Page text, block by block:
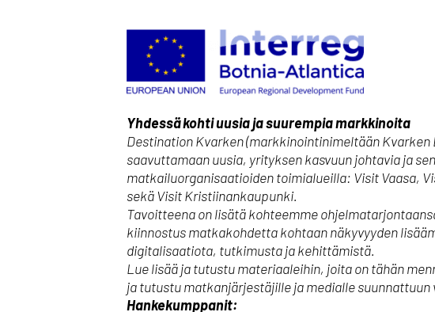
Yhdessä kohti uusia ja suurempia markkinoita
Destination Kvarken (markkinointinimeltään
saavuttamaan uusia, yrityksen kasvuun johtavia ja
matkailuorganisaatioiden toimialueilla: Visit Vaasa,
sekä Visit Kristiinankaupunki.
Tavoitteena on lisätä kohteemme
kiinnostus matkakohdetta kohtaan näkyvyyden
digitalisaatiota, tutkimusta ja kehittämistä.
Lue lisää ja tutustu materiaaleihin, joita on tähän
ja tutustu matkanjärjestäjille ja medialle
Hankekumppanit: